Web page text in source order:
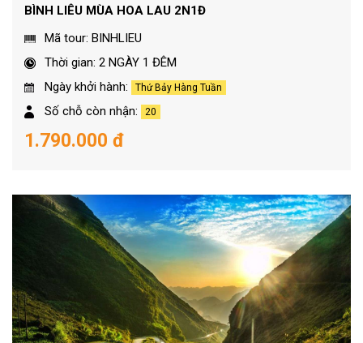
BÌNH LIÊU MÙA HOA LAU 2N1Đ
Mã tour: BINHLIEU
Thời gian: 2 NGÀY 1 ĐÊM
Ngày khởi hành:
Thứ Bảy Hàng Tuần
Số chỗ còn nhận: 20
1.790.000 đ